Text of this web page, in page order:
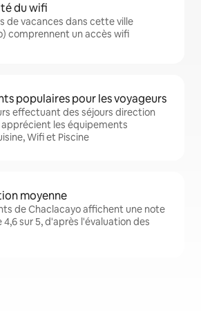
du wifi
de vacances dans cette ville
comprennent un accès wifi
populaires pour les voyageurs
effectuant des séjours direction
les équipements
Wifi et Piscine
moyenne
de Chaclacayo affichent une note
4,6 sur 5, d'après l'évaluation des